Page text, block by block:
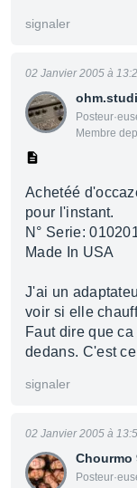
signaler
Membre
02 Janvier 2005 à
Achetéé
pour l'instant.
N° Serie:
Made In USA
J'ai un
voir si elle
Faut dire que
dedans. C'est
signaler
Chourmo
02 Janvier 2005 à